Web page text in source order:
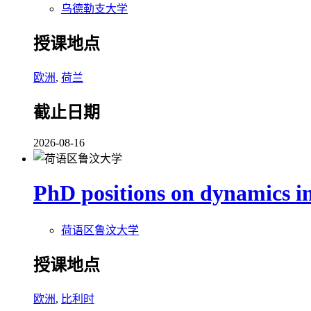
乌德勒支大学
授课地点
欧洲, 荷兰
截止日期
2026-08-16
PhD positions on dynamics
荷语区鲁汶大学
授课地点
欧洲, 比利时